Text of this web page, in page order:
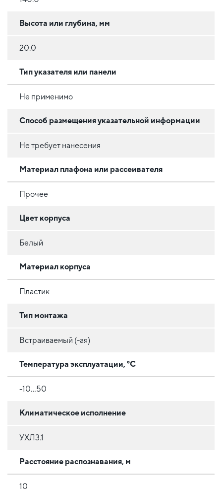
Высота или глубина, мм
20.0
Тип указателя или панели
Не применимо
Способ размещения указательной информации
Не требует нанесения
Материал плафона или рассеивателя
Прочее
Цвет корпуса
Белый
Материал корпуса
Пластик
Тип монтажа
Встраиваемый (-ая)
Температура эксплуатации, °C
-10...50
Климатическое исполнение
УХЛ3.1
Расстояние распознавания, м
10